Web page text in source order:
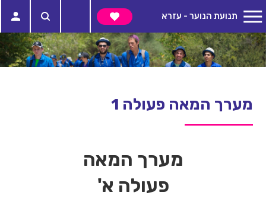
תנועת הנוער - עזרא
מערך המאה פעולה 1
מערך המאה
פעולה א'